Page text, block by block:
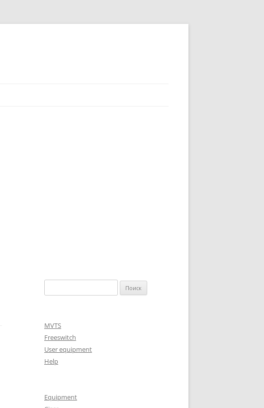
MVTS
Freeswitch
User equipment
Help
Equipment